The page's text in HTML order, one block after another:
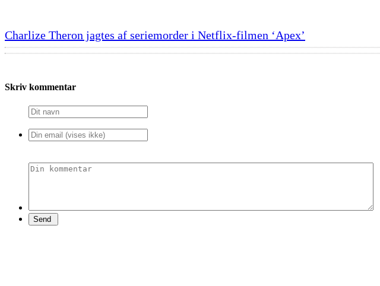
Charlize Theron jagtes af seriemorder i Netflix-filmen ‘Apex’
Skriv kommentar